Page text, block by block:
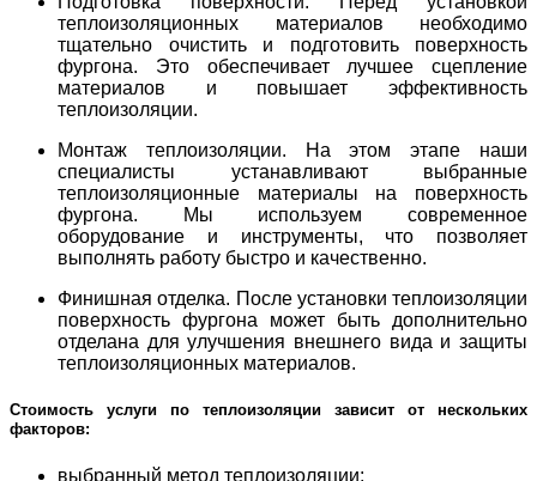
теплоизоляционных материалов необходимо
тщательно очистить и подготовить поверхность
фургона. Это обеспечивает лучшее сцепление
материалов и повышает эффективность
теплоизоляции.
Монтаж теплоизоляции. На этом этапе наши
специалисты устанавливают выбранные
теплоизоляционные материалы на поверхность
фургона. Мы используем современное
оборудование и инструменты, что позволяет
выполнять работу быстро и качественно.
Финишная отделка. После установки теплоизоляции
поверхность фургона может быть дополнительно
отделана для улучшения внешнего вида и защиты
теплоизоляционных материалов.
Стоимость услуги по теплоизоляции зависит от нескольких
факторов:
выбранный метод теплоизоляции;